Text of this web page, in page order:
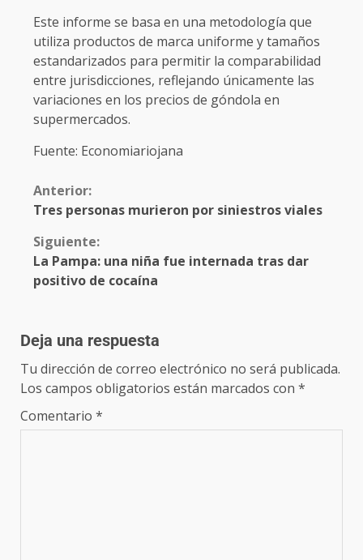
Este informe se basa en una metodología que
utiliza productos de marca uniforme y tamaños
estandarizados para permitir la comparabilidad
entre jurisdicciones, reflejando únicamente las
variaciones en los precios de góndola en
supermercados.
Fuente: Economiariojana
Anterior:
Tres personas murieron por siniestros viales
Siguiente:
La Pampa: una niña fue internada tras dar
positivo de cocaína
Deja una respuesta
Tu dirección de correo electrónico no será publicada.
Los campos obligatorios están marcados con *
Comentario *